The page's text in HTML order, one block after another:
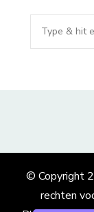
Op
zoek
© Copyright
rechten